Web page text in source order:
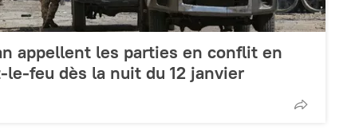
appellent les parties en conflit en
le-feu dès la nuit du 12 janvier